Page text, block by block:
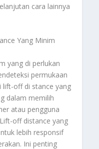
cara lainnya
Yang Minim
yang di perlukan
permukaan
lift-off di stance yang
dalam memilih
atau pengguna
off distance yang
lebih responsif
Ini penting